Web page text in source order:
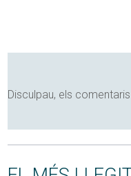
Disculpau, els